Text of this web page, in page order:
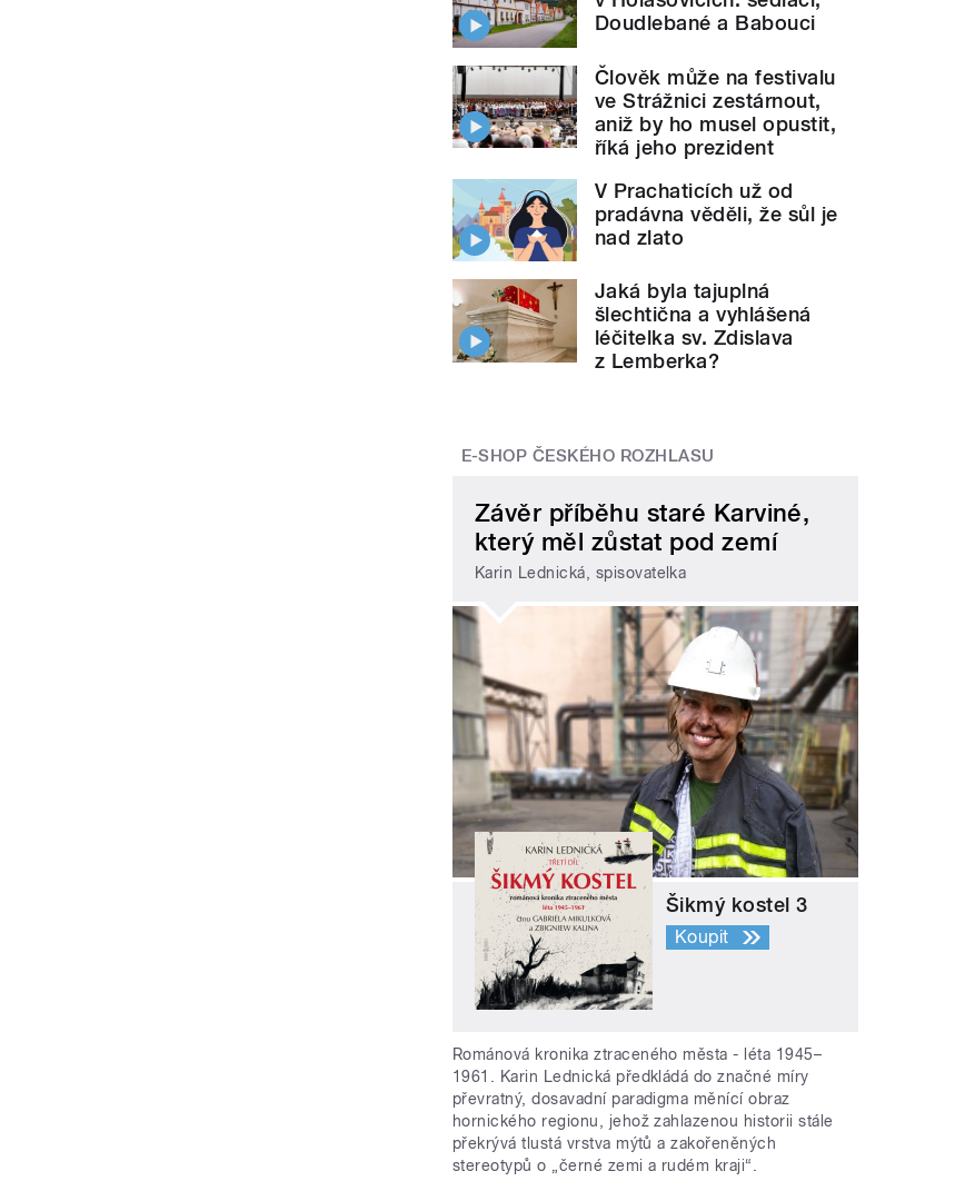
Doudlebané a Babouci
Člověk může na festivalu
ve Strážnici zestárnout,
aniž by ho musel opustit,
říká jeho prezident
V Prachaticích už od
pradávna věděli, že sůl je
nad zlato
Jaká byla tajuplná
šlechtična a vyhlášená
léčitelka sv. Zdislava
z Lemberka?
E-SHOP ČESKÉHO ROZHLASU
Závěr příběhu staré Karviné,
který měl zůstat pod zemí
Karin Lednická, spisovatelka
Šikmý kostel 3
Koupit
Románová kronika ztraceného města - léta 1945–
1961. Karin Lednická předkládá do značné míry
převratný, dosavadní paradigma měnící obraz
hornického regionu, jehož zahlazenou historii stále
překrývá tlustá vrstva mýtů a zakořeněných
stereotypů o „černé zemi a rudém kraji“.